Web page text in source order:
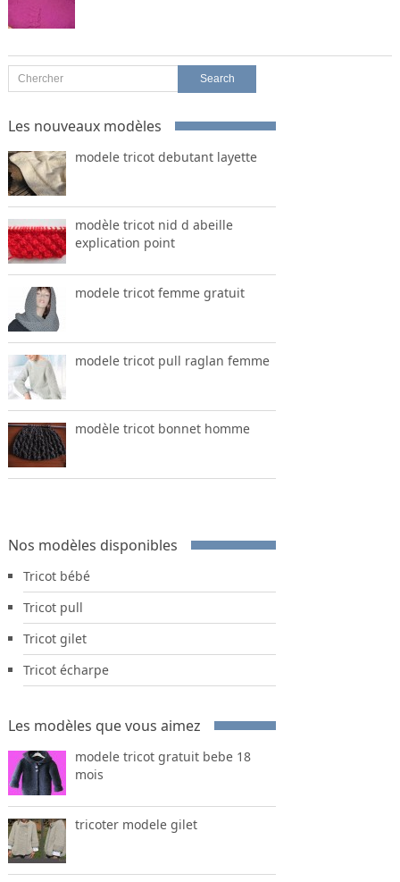
Les nouveaux modèles
modele tricot debutant layette
modèle tricot nid d abeille
explication point
modele tricot femme gratuit
modele tricot pull raglan femme
modèle tricot bonnet homme
Nos modèles disponibles
Tricot bébé
Tricot pull
Tricot gilet
Tricot écharpe
Les modèles que vous aimez
modele tricot gratuit bebe 18
mois
tricoter modele gilet